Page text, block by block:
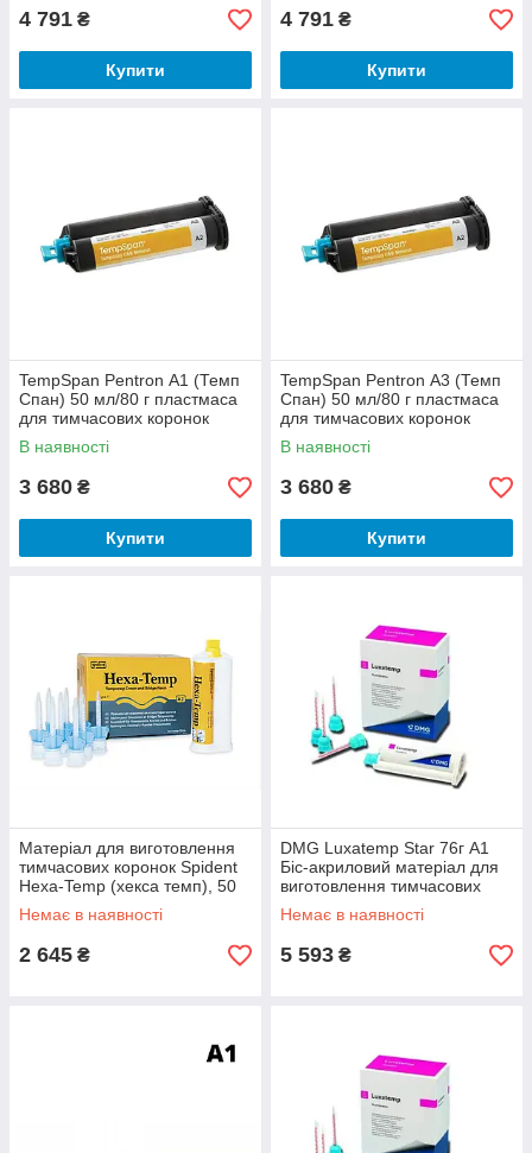
4 791 ₴
Купити
4 791 ₴
Купити
TempSpan Pentron А1 (Темп
Спан) 50 мл/80 г пластмаса
для тимчасових коронок
В наявності
3 680 ₴
Купити
TempSpan Pentron А3 (Темп
Спан) 50 мл/80 г пластмаса
для тимчасових коронок
В наявності
3 680 ₴
Купити
Матеріал для виготовлення
тимчасових коронок Spident
Hexa-Temp (хекса темп), 50
мл А2
Немає в наявності
2 645 ₴
DMG Luxatemp Star 76г А1
Біс-акриловий матеріал для
виготовлення тимчасових
коронок
Немає в наявності
5 593 ₴